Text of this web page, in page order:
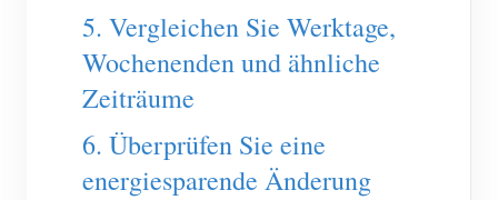
5. Vergleichen Sie Werktage,
Wochenenden und ähnliche
Zeiträume
6. Überprüfen Sie eine
energiesparende Änderung